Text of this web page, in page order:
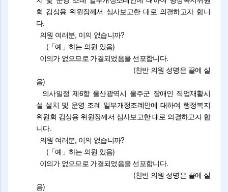
회 김상용 위원장께서 심사보고한 대로 의결하고자 합니
다.
의원 여러분, 이의 없습니까?
(「예」하는 의원 있음)
이의가 없으므로 가결되었음을 선포합니다.
(찬반 의원 성명은 끝에 실
음)
의사일정 제6항 울산광역시 울주군 장애인 직업재활시
설 설치 및 운영 조례 일부개정조례안에 대하여 행정복지
위원회 김상용 위원장께서 심사보고한 대로 의결하고자 합
니다.
의원 여러분, 이의 없습니까?
(「예」하는 의원 있음)
이의가 없으므로 가결되었음을 선포합니다.
(찬반 의원 성명은 끝에 실
음)